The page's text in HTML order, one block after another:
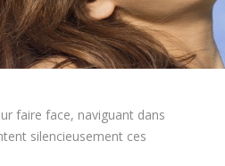
faire face, naviguant dans
silencieusement ces